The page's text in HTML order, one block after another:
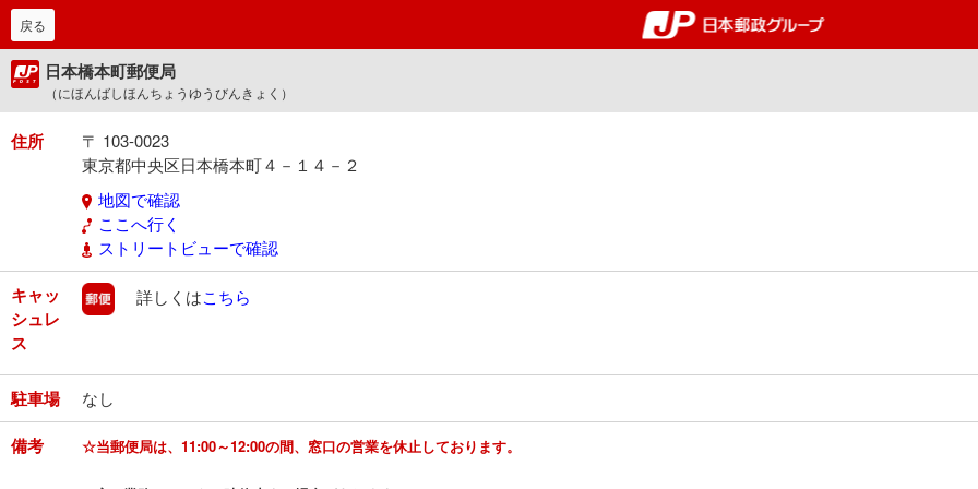
郵便局・日本郵政グループ
戻る
日本橋本町郵便局
（にほんばしほんちょうゆうびんきょく）
住所
〒 103-0023
東京都中央区日本橋本町４－１４－２
地図で確認
ここへ行く
ストリートビューで確認
キャッ
シュレ
ス
郵便
詳しくはこちら
駐車場 なし
備考 ☆当郵便局は、11:00～12:00の間、窓口の営業を休止しております。